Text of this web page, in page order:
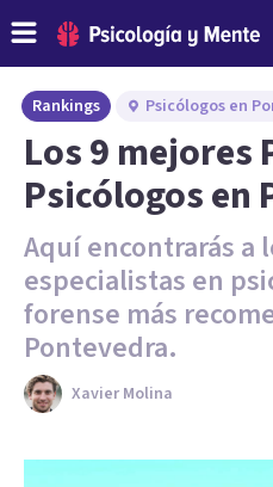
Rankings Psicólogos en
Los 9 mejores
Psicólogos en
Aquí encontrarás a
especialistas en
forense más
Pontevedra.
Xavier Molina